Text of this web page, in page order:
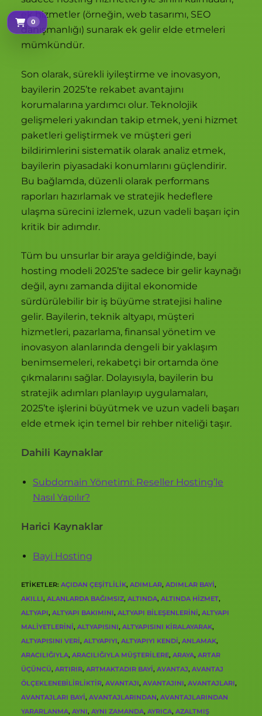
0
Sepetim
ek hizmetler (örneğin, web tasarımı, SEO
danışmanlığı) sunarak ek gelir elde etmeleri
mümkündür.
Son olarak, sürekli iyileştirme ve inovasyon,
bayilerin 2025’te rekabet avantajını
korumalarına yardımcı olur. Teknolojik
gelişmeleri yakından takip etmek, yeni hizmet
paketleri geliştirmek ve müşteri geri
bildirimlerini sistematik olarak analiz etmek,
bayilerin piyasadaki konumlarını güçlendirir.
Bu bağlamda, düzenli olarak performans
raporları hazırlamak ve stratejik hedeflere
ulaşma sürecini izlemek, uzun vadeli başarı için
kritik bir adımdır.
Tüm bu unsurlar bir araya geldiğinde, bayi
hosting modeli 2025’te sadece bir gelir kaynağı
değil, aynı zamanda dijital ekonomide
sürdürülebilir bir iş büyüme stratejisi haline
gelir. Bayilerin, teknik altyapı, müşteri
hizmetleri, pazarlama, finansal yönetim ve
inovasyon alanlarında dengeli bir yaklaşım
benimsemeleri, rekabetçi bir ortamda öne
çıkmalarını sağlar. Dolayısıyla, bayilerin bu
stratejik adımları planlayıp uygulamaları,
2025’te işlerini büyütmek ve uzun vadeli başarı
elde etmek için temel bir rehber niteliği taşır.
Dahili Kaynaklar
Subdomain Yönetimi: Reseller Hosting’le
Nasıl Yapılır?
Harici Kaynaklar
Bayi Hosting
ETIKETLER: AÇIDAN ÇEŞITLILIK, ADIMLAR, ADIMLAR BAYI,
AKILLI, ALANLARDA BAĞIMSIZ, ALTINDA, ALTINDA HIZMET,
ALTYAPI, ALTYAPI BAKIMINI, ALTYAPI BILEŞENLERINI, ALTYAPI
MALIYETLERINI, ALTYAPISINI, ALTYAPISINI KIRALAYARAK,
ALTYAPISINI VERI, ALTYAPIYI, ALTYAPIYI KENDI, ANLAMAK,
ARACILIĞIYLA, ARACILIĞIYLA MÜŞTERILERE, ARAYA, ARTAR
ÜÇÜNCÜ, ARTIRIR, ARTMAKTADIR BAYI, AVANTAJ, AVANTAJ
ÖLÇEKLENEBILIRLIKTIR, AVANTAJI, AVANTAJINI, AVANTAJLARI,
AVANTAJLARI BAYI, AVANTAJLARINDAN, AVANTAJLARINDAN
YARARLANMA, AYNI, AYNI ZAMANDA, AYRICA, AZALTMIŞ